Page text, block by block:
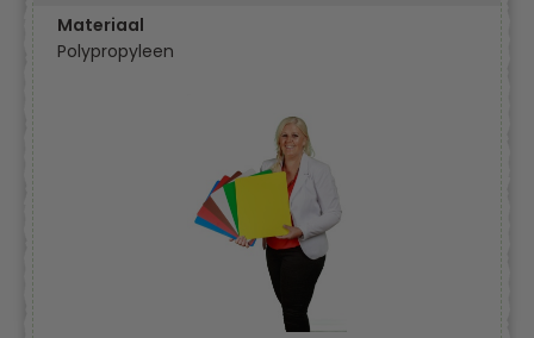
Materiaal
Polypropyleen